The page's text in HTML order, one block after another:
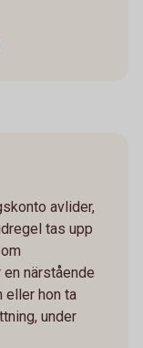
avlider,
tas upp
närstående
eller hon ta
under